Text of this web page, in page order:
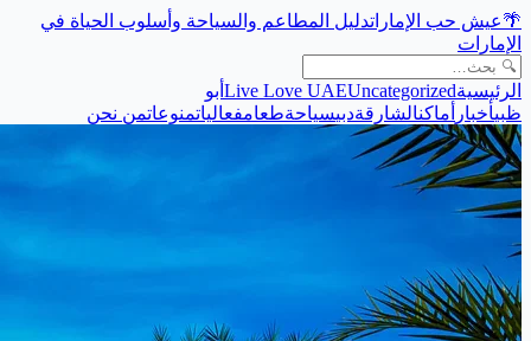
🌴عيش حب الإماراتدليل المطاعم والسياحة وأسلوب الحياة في
الإمارات
الرئيسية Live Love UAEUncategorized
أبو
ظبيأخبار أماكنالشارقةدبيسياحةطعامفعالياتمنوعاتمن نحن